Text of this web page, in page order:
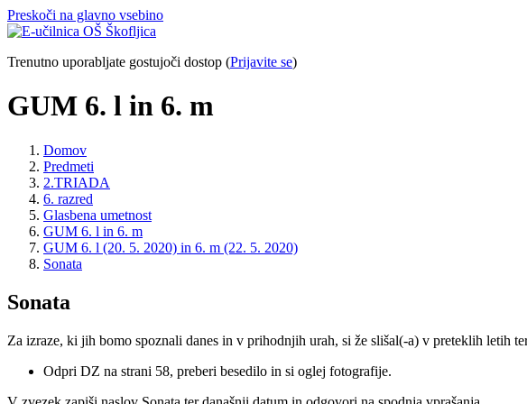
Preskoči na glavno vsebino
Trenutno uporabljate gostujoči dostop (Prijavite se)
GUM 6. l in 6. m
Domov
Predmeti
2.TRIADA
6. razred
Glasbena umetnost
GUM 6. l in 6. m
GUM 6. l (20. 5. 2020) in 6. m (22. 5. 2020)
Sonata
Sonata
Za izraze, ki jih bomo spoznali danes in v prihodnjih urah, si že slišal(-a) v preteklih letih
Odpri DZ na strani 58, preberi besedilo in si oglej fotografije.